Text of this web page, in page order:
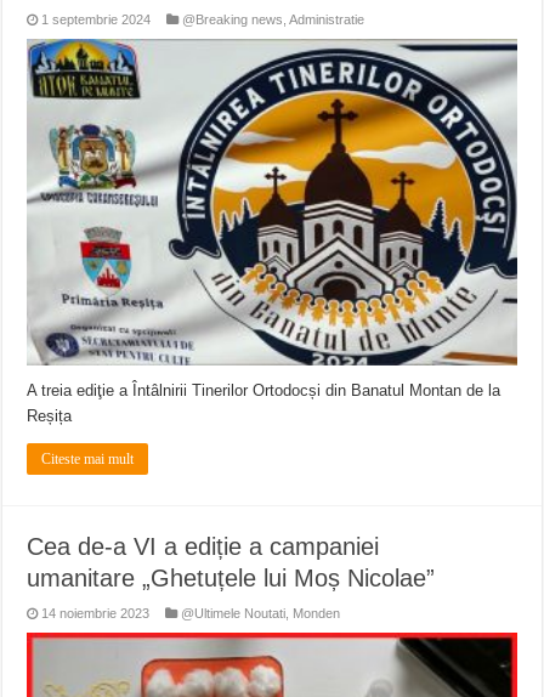
1 septembrie 2024 @Breaking news ,Administratie
A treia ediţie a Întâlnirii Tinerilor Ortodocși din Banatul Montan de la
Reșița
Citeste mai mult
Cea de-a VI a ediție a campaniei
umanitare „Ghetuțele lui Moș Nicolae”
14 noiembrie 2023 @Ultimele Noutati Monden